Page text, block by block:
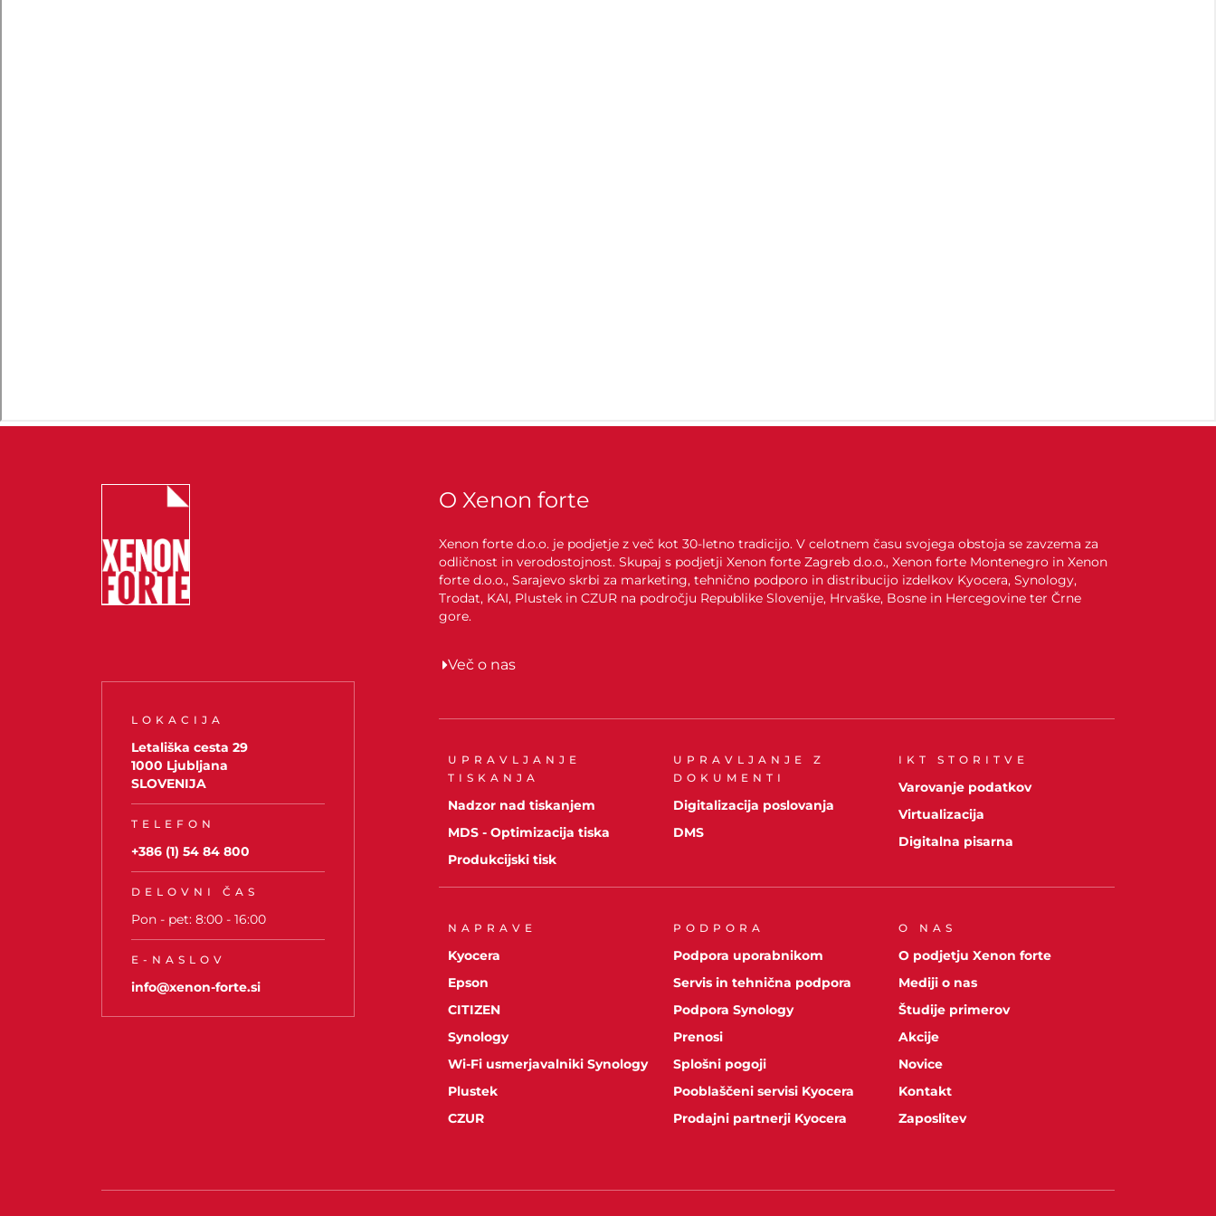
LOKACIJA
Letališka cesta 29
1000 Ljubljana
SLOVENIJA
TELEFON
+386 (1) 54 84 800
DELOVNI ČAS
Pon - pet: 8:00 - 16:00
E-NASLOV
info@xenon-forte.si
O Xenon forte
Xenon forte d.o.o. je podjetje z več kot 30-letno tradicijo. V celotnem času svojega obstoja se zavzema za
odličnost in verodostojnost. Skupaj s podjetji Xenon forte Zagreb d.o.o., Xenon forte Montenegro in Xenon
forte d.o.o., Sarajevo skrbi za marketing, tehnično podporo in distribucijo izdelkov Kyocera, Synology,
Trodat, KAI, Plustek in CZUR na področju Republike Slovenije, Hrvaške, Bosne in Hercegovine ter Črne
gore.
Več o nas
UPRAVLJANJE
TISKANJA
Nadzor nad tiskanjem
MDS - Optimizacija tiska
Produkcijski tisk
UPRAVLJANJE Z
DOKUMENTI
Digitalizacija poslovanja
DMS
IKT STORITVE
Varovanje podatkov
Virtualizacija
Digitalna pisarna
NAPRAVE
Kyocera
Epson
CITIZEN
Synology
Wi-Fi usmerjavalniki Synology
Plustek
CZUR
PODPORA
Podpora uporabnikom
Servis in tehnična podpora
Podpora Synology
Prenosi
Splošni pogoji
Pooblaščeni servisi Kyocera
Prodajni partnerji Kyocera
O NAS
O podjetju Xenon forte
Mediji o nas
Študije primerov
Akcije
Novice
Kontakt
Zaposlitev